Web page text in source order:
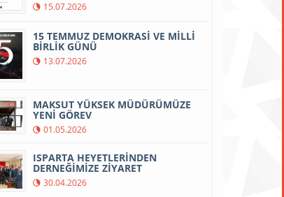
15.07.2026
15 TEMMUZ DEMOKRASİ VE MİLLİ
BİRLİK GÜNÜ
13.07.2026
MAKSUT YÜKSEK MÜDÜRÜMÜZE
YENİ GÖREV
01.05.2026
ISPARTA HEYETLERİNDEN
DERNEĞİMİZE ZİYARET
30.04.2026